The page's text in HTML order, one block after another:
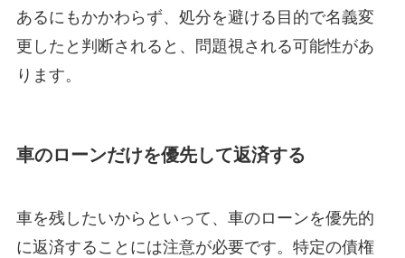
あるにもかかわらず、処分を避ける目的で名義変
更したと判断されると、問題視される可能性があ
ります。
車のローンだけを優先して返済する
車を残したいからといって、車のローンを優先的
に返済することには注意が必要です。特定の債権